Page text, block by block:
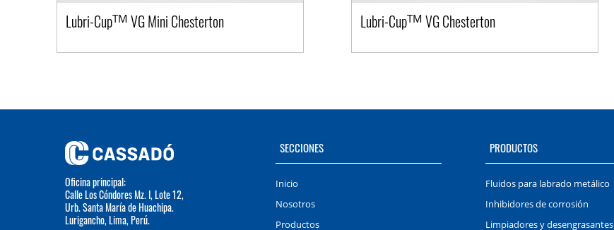
Lubri-CupTM VG Mini Chesterton Lubri-CupTM VG Chesterton
Oficina principal:
Calle Los Cóndores Mz. I, Lote 12,
Urb. Santa María de Huachipa.
Lurigancho, Lima, Perú.
SECCIONES
Inicio
Nosotros
Productos
PRODUCTOS
Fluidos para labrado metálico
Inhibidores de corrosión
Limpiadores y desengrasantes